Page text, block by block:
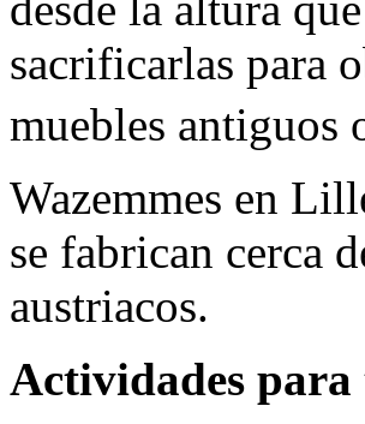
sacrificarlas para
muebles antiguos
Wazemmes en
se fabrican cerca
austriacos.
Actividades para